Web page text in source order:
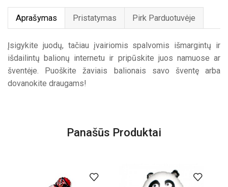
Aprašymas Pristatymas Pirk Parduotuvėje
Įsigykite juodų, tačiau įvairiomis spalvomis išmargintų ir
išdailintų balionų internetu ir pripūskite juos namuose ar
šventėje. Puoškite žaviais balionais savo šventę arba
dovanokite draugams!
Panašūs Produktai